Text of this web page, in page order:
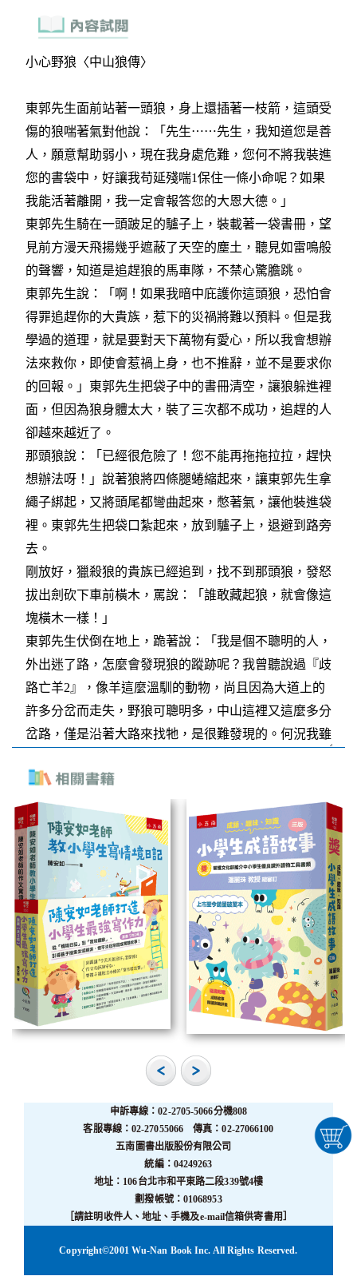
申訴專線：02-2705-5066分機808
客服專線：02-27055066 傳真：02-27066100
五南圖書出版股份有限公司
統編：04249263
地址：106台北市和平東路二段339號4樓
劃撥帳號：01068953
［請註明收件人、地址、手機及e-mail信箱供寄書用］
Copyright©2001 Wu-Nan Book Inc. All Rights Reserved.